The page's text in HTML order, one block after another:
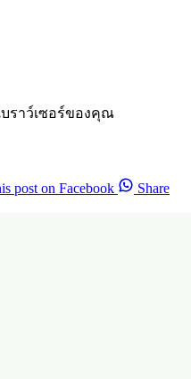
ราว์เซอร์ของคุณ
post on Facebook
Share